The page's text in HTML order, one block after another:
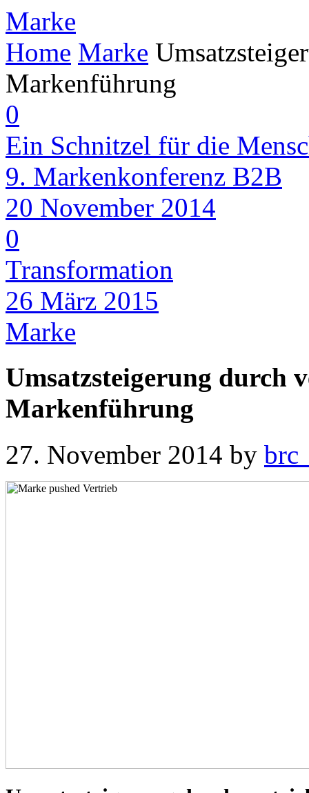
Marke
Home Marke
Markenführung
0
Ein Schnitzel für die
9. Markenkonferenz B2B
20 November 2014
0
Transformation
26 März 2015
Marke
Umsatzsteigerung durch
Markenführung
27. November 2014 by